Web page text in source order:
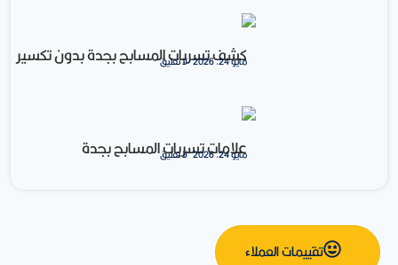
كشف تسربات المسابح بجدة بدون تكسير
مايو 24, 2026 لا تعليق
علامات تسربات المسابح بجدة
مايو 24, 2026 لا تعليق
تقييمات العملاء